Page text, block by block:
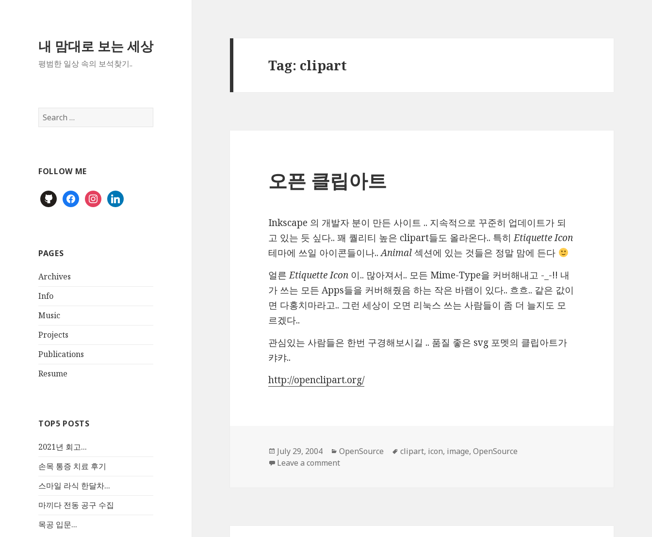
내 맘대로 보는 세상
평범한 일상 속의 보석찾기..
Search
for:
FOLLOW ME
githubfacebookinstagram
linkedin
PAGES
Archives
Info
Music
Projects
Publications
Resume
TOP5 POSTS
2021년 회고...
손목 통증 치료 후기
스마일 라식 한달차...
마끼다 전동 공구 수집
목공 입문...
Tag: clipart
오픈 클립아트
Inkscape 의 개발자 분이 만든 사이트 .. 지속적으로 꾸준히 업데이트가 되
고 있는 듯 싶다.. 꽤 퀄리티 높은 clipart들도 올라온다.. 특히Etiquette Icon
테마에 쓰일 아이콘들이나..Animal섹션에 있는 것들은 정말 맘에 든다
얼른Etiquette Icon 이.. 많아져서.. 모든 Mime-Type을 커버해내고 -_-!! 내
가 쓰는 모든 Apps들을 커버해줬음 하는 작은 바램이 있다.. 흐흐.. 같은 값이
면 다홍치마라고.. 그런 세상이 오면 리눅스 쓰는 사람들이 좀 더 늘지도 모
르겠다..
관심있는 사람들은 한번 구경해보시길 .. 품질 좋은 svg 포멧의 클립아트가
캬캬..
http://openclipart.org/
Posted
on
July 29, 2004 Categories
OpenSource Tags
clipart, icon, image,OpenSource
Leave a commenton 오픈 클립아트